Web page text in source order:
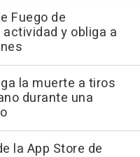
Fuego de
y obliga a
la muerte a tiros
durante una
la App Store de